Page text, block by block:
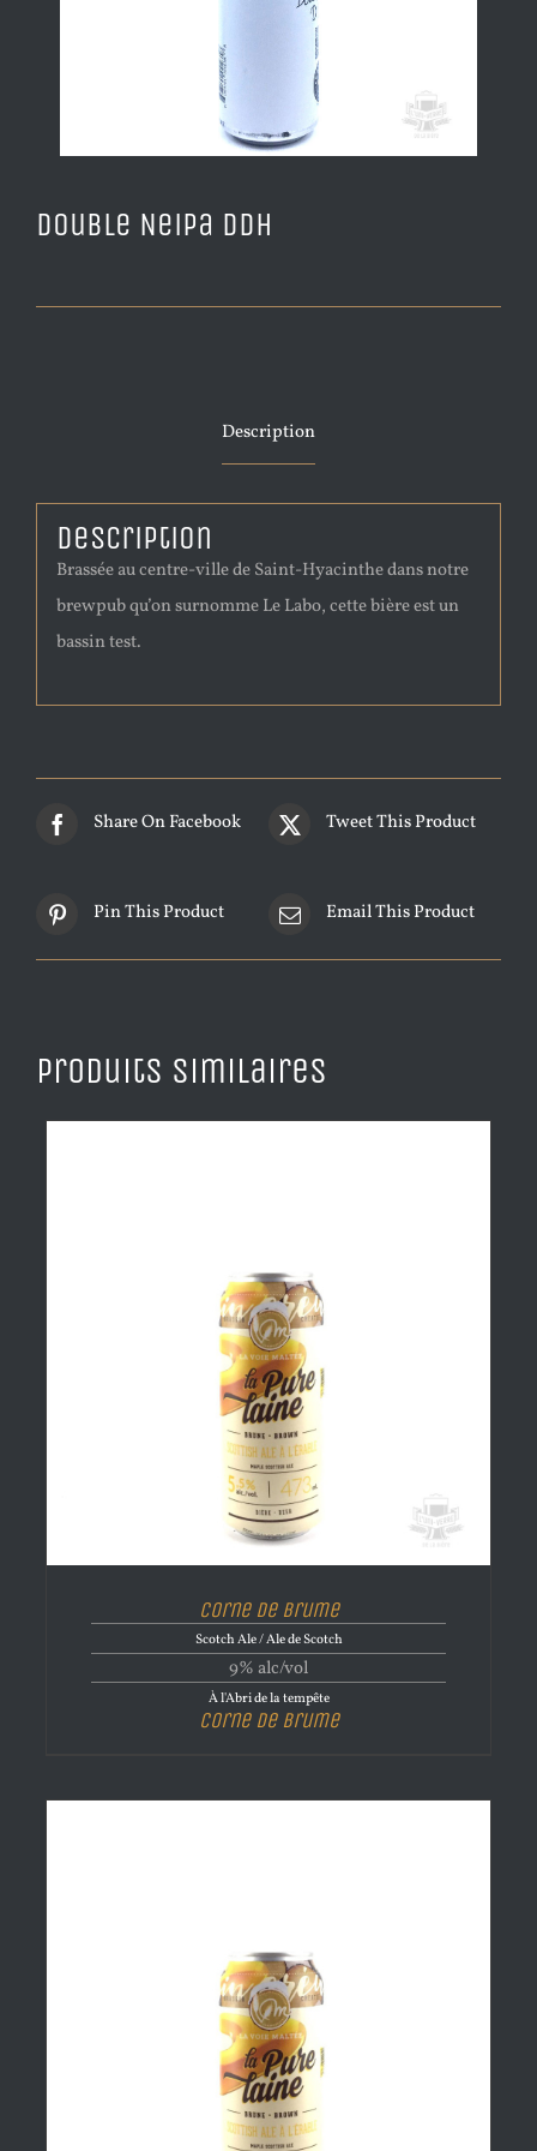
Double Neipa DDH
Description
Description
Brassée au centre-ville de Saint-Hyacinthe dans notre
brewpub qu’on surnomme Le Labo, cette bière est un
bassin test.
Share On Facebook Tweet This Product
Pin This Product Email This Product
Produits similaires
Corne de brume
Scotch Ale / Ale de Scotch
9% alc/vol
À l'Abri de la tempête
Corne de brume